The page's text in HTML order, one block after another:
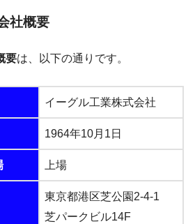
社概要
要は、以下の通りです。
イーグル工業株式会社
1964年10月1日
上場
東京都港区芝公園2-4-1
芝パークビル14F